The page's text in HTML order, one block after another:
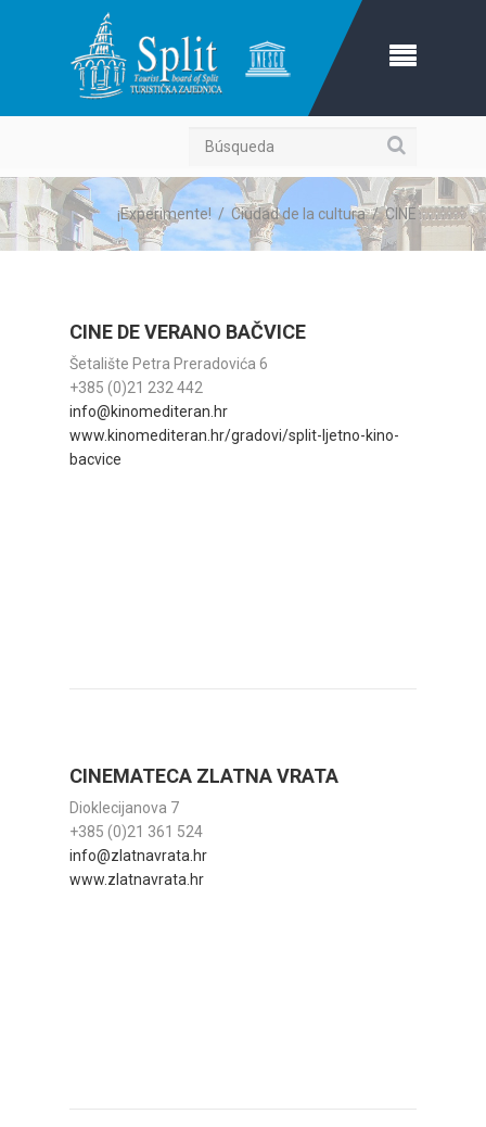
Búsqueda
¡Experimente! /Ciudad de la cultura/CINE
CINE DE VERANO BAČVICE
Šetalište Petra Preradovića 6
+385 (0)21 232 442
info@kinomediteran.hr
www.kinomediteran.hr/gradovi/split-ljetno-kino-
bacvice
CINEMATECA ZLATNA VRATA
Dioklecijanova 7
+385 (0)21 361 524
info@zlatnavrata.hr
www.zlatnavrata.hr